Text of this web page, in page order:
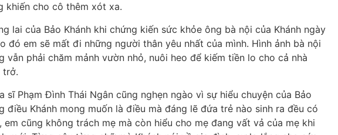
khiến cho cô thêm xót xa.
lai của Bảo Khánh khi chứng kiến sức khỏe ông bà nội của Khánh ngày
đó em sẽ mất đi những người thân yêu nhất của mình. Hình ảnh bà nội
vẫn phải chăm mảnh vườn nhỏ, nuôi heo để kiếm tiền lo cho cả nhà
trở.
sĩ Phạm Đình Thái Ngân cũng nghẹn ngào vì sự hiểu chuyện của Bảo
điều Khánh mong muốn là điều mà đáng lẽ đứa trẻ nào sinh ra đều có
cũng không trách mẹ mà còn hiểu cho mẹ đang vất vả của mẹ khi